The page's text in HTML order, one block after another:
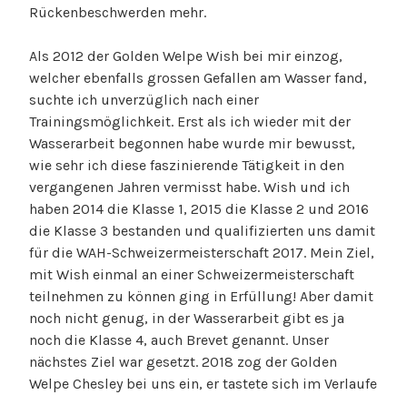
Rückenbeschwerden mehr.
Als 2012 der Golden Welpe Wish bei mir einzog,
welcher ebenfalls grossen Gefallen am Wasser fand,
suchte ich unverzüglich nach einer
Trainingsmöglichkeit. Erst als ich wieder mit der
Wasserarbeit begonnen habe wurde mir bewusst,
wie sehr ich diese faszinierende Tätigkeit in den
vergangenen Jahren vermisst habe. Wish und ich
haben 2014 die Klasse 1, 2015 die Klasse 2 und 2016
die Klasse 3 bestanden und qualifizierten uns damit
für die WAH-Schweizermeisterschaft 2017. Mein Ziel,
mit Wish einmal an einer Schweizermeisterschaft
teilnehmen zu können ging in Erfüllung! Aber damit
noch nicht genug, in der Wasserarbeit gibt es ja
noch die Klasse 4, auch Brevet genannt. Unser
nächstes Ziel war gesetzt. 2018 zog der Golden
Welpe Chesley bei uns ein, er tastete sich im Verlaufe